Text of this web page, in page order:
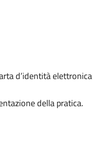
d’identità elettronica
della pratica.